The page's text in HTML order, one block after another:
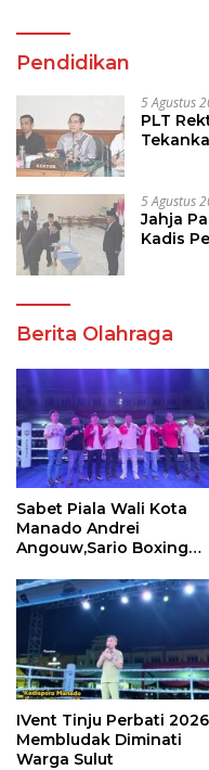
Pendidikan
5 Agustus
PLT
5 Agustus
Jahja
Kadis
Berita Olahraga
Sabet Piala Wali Kota
Manado Andrei
Angouw,Sario Boxing
Perbati 2026
IVent Tinju Perbati 2026
Membludak Diminati
Warga Sulut